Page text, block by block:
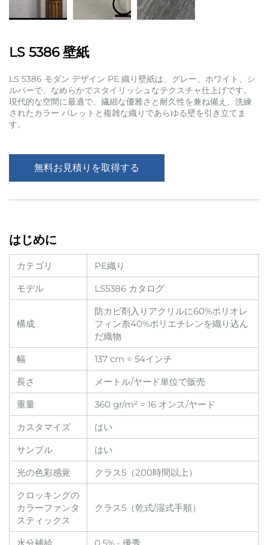
LS 5386 壁紙
LS 5386 モダン デザイン PE 織り壁紙は、グレー、ホワイト、シ
ルバーで、なめらかでスタイリッシュなテクスチャ仕上げです。
現代的な空間に最適で、繊細な優雅さと耐久性を兼ね備え、洗練
されたカラー パレットと複雑な織りであらゆる壁を引き立てま
す。
無料お見積りを取得する
はじめに
カテゴリ
PE織り
モデル
LS5386 カタログ
構成
防カビ剤入りアクリルに60%ポリオレ
フィン糸40%ポリエチレンを織り込ん
だ織物
幅
137 cm = 54インチ
長さ
メートル/ヤード単位で販売
重量
360 gr/m² = 16 オンス/ヤード
カスタマイズ
はい
サンプル
はい
光の色彩感覚
クラス5（200時間以上）
クロッキングの
カラーファンタ
スティックス
クラス5（乾式/湿式手順）
水分補給 0.5% - 優秀